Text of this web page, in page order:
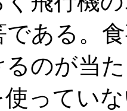
である。
のが当
使ってい